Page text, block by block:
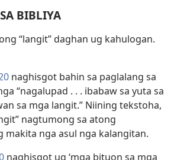
BIBLIYA
“langit” daghan ug kahulogan.
naghisgot bahin sa paglalang sa
“nagalupad . . . ibabaw sa yuta sa
sa mga langit.” Niining tekstoha,
nagtumong sa atong
makita nga asul nga kalangitan.
naghisgot ug ‘mga bituon sa mga